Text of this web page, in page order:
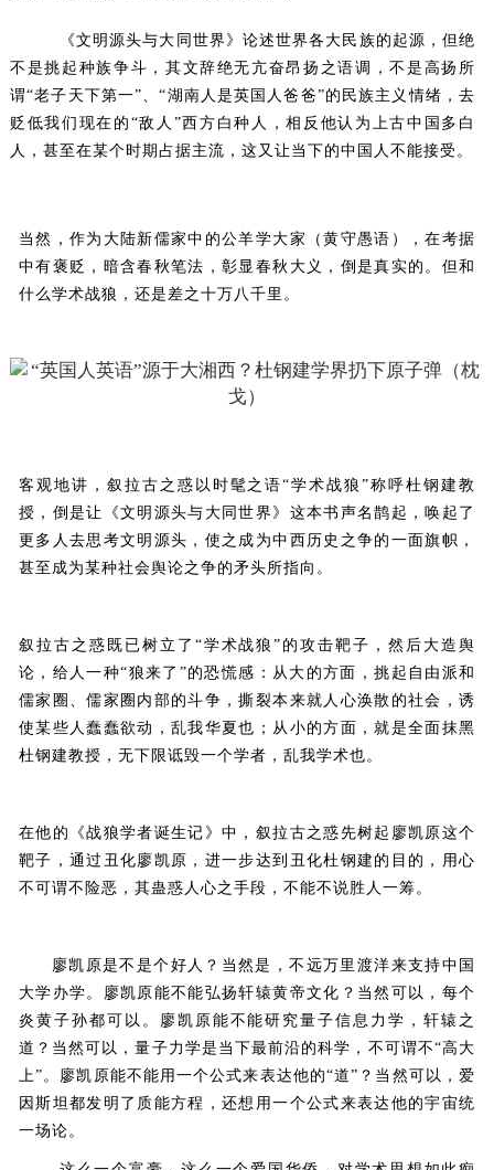
《文明源头与大同世界》论述世界各大民族的起源，但绝
不是挑起种族争斗，其文辞绝无亢奋昂扬之语调，不是高扬所
谓“老子天下第一”、“湖南人是英国人爸爸”的民族主义情绪，去
贬低我们现在的“敌人”西方白种人，相反他认为上古中国多白
人，甚至在某个时期占据主流，这又让当下的中国人不能接受。
当然，作为大陆新儒家中的公羊学大家（黄守愚语），在考据
中有褒贬，暗含春秋笔法，彰显春秋大义，倒是真实的。但和
什么学术战狼，还是差之十万八千里。
客观地讲，叙拉古之惑以时髦之语“学术战狼”称呼杜钢建教
授，倒是让《文明源头与大同世界》这本书声名鹊起，唤起了
更多人去思考文明源头，使之成为中西历史之争的一面旗帜，
甚至成为某种社会舆论之争的矛头所指向。
叙拉古之惑既已树立了“学术战狼”的攻击靶子，然后大造舆
论，给人一种“狼来了”的恐慌感：从大的方面，挑起自由派和
儒家圈、儒家圈内部的斗争，撕裂本来就人心涣散的社会，诱
使某些人蠢蠢欲动，乱我华夏也；从小的方面，就是全面抹黑
杜钢建教授，无下限诋毁一个学者，乱我学术也。
在他的《战狼学者诞生记》中，叙拉古之惑先树起廖凯原这个
靶子，通过丑化廖凯原，进一步达到丑化杜钢建的目的，用心
不可谓不险恶，其蛊惑人心之手段，不能不说胜人一筹。
廖凯原是不是个好人？当然是，不远万里渡洋来支持中国
大学办学。廖凯原能不能弘扬轩辕黄帝文化？当然可以，每个
炎黄子孙都可以。廖凯原能不能研究量子信息力学，轩辕之
道？当然可以，量子力学是当下最前沿的科学，不可谓不“高大
上”。廖凯原能不能用一个公式来表达他的“道”？当然可以，爱
因斯坦都发明了质能方程，还想用一个公式来表达他的宇宙统
一场论。